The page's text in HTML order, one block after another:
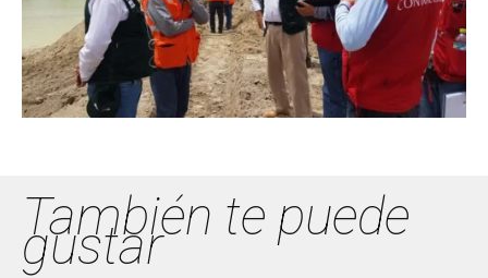
También te puede
gustar